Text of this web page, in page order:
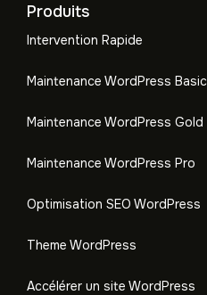
Produits
Intervention Rapide
Maintenance WordPress Basic
Maintenance WordPress Gold
Maintenance WordPress Pro
Optimisation SEO WordPress
Theme WordPress
Accélérer un site WordPress